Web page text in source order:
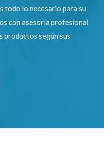
todo lo necesario para su
con asesoría profesional
productos según sus